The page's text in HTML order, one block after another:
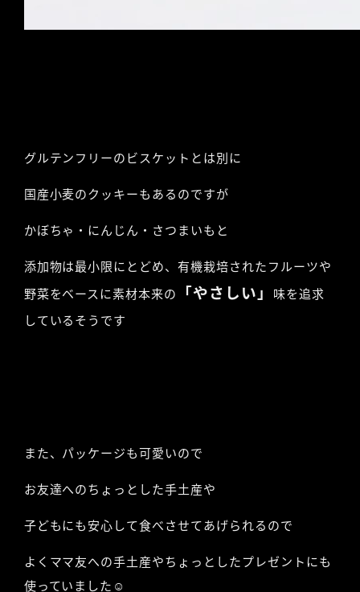
グルテンフリーのビスケットとは別に
国産小麦のクッキーもあるのですが
かぼちゃ・にんじん・さつまいもと
添加物は最小限にとどめ、有機栽培されたフルーツや
野菜をベースに素材本来の
「やさしい」
味を追求
しているそうです
また、パッケージも可愛いので
お友達へのちょっとした手土産や
子どもにも安心して食べさせてあげられるので
よくママ友への手土産やちょっとしたプレゼントにも
使っていました☺︎